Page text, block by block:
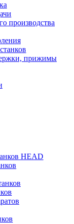
производства
прижимы
HEAD